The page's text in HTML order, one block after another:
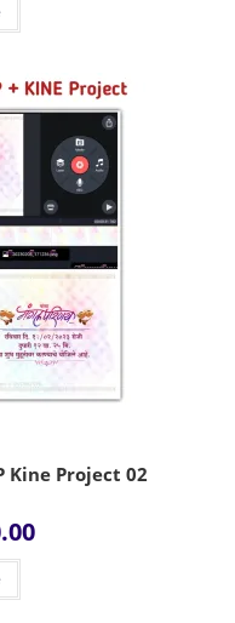
Kine Project 02